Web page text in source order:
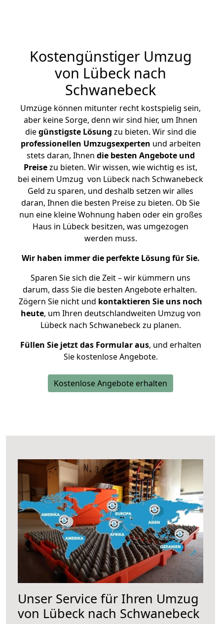
Kostengünstiger Umzug
von Lübeck nach
Schwanebeck
Umzüge können mitunter recht kostspielig sein,
aber keine Sorge, denn wir sind hier, um Ihnen
diegünstigste Lösung zu bieten. Wir sind die
professionellen Umzugsexperten und arbeiten
stets daran, Ihnen die besten Angebote und
Preisezu bieten. Wir wissen, wie wichtig es ist,
bei einem Umzug von Lübeck nach Schwanebeck
Geld zu sparen, und deshalb setzen wir alles
daran, Ihnen die besten Preise zu bieten. Ob Sie
nun eine kleine Wohnung haben oder ein großes
Haus in Lübeck besitzen, was umgezogen
werden muss.
Wir haben immer die perfekte Lösung für Sie.
Sparen Sie sich die Zeit – wir kümmern uns
darum, dass Sie die besten Angebote erhalten.
Zögern Sie nicht und kontaktieren Sie uns noch
heute, um Ihren deutschlandweiten Umzug von
Lübeck nach Schwanebeck zu planen.
Füllen Sie jetzt das Formular aus, und erhalten
Sie kostenlose Angebote.
Kostenlose Angebote erhalten
Unser Service für Ihren Umzug
von Lübeck nach Schwanebeck